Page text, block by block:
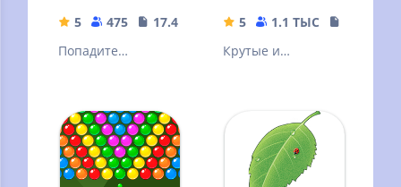
5 475
17.41 MB
Попадите
5 1.1 ТЫС
Крутые и
Викторина: Что
это? Популярные
новинки.